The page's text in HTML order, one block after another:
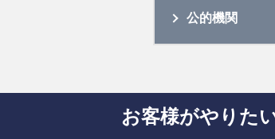
公的機関
お客様がやりた